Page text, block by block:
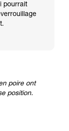
pourrait
poire ont
position.